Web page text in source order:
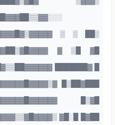
▒ ▒ ██▒
▓ ▒█ ▓█
███████▓ █
█▒██▓███
█▒▓█
▓█░█ █▓██